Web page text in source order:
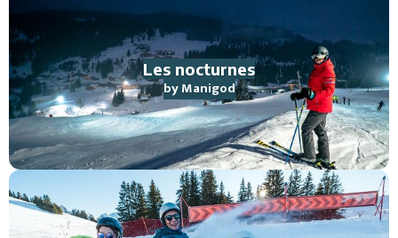
Les nocturnes
by Manigod